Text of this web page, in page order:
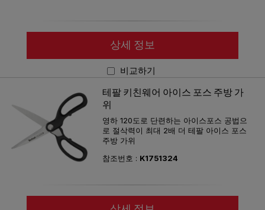
상세 정보
비교하기
테팔 키친웨어 아이스 포스 주방 가
위
영하 120도로 단련하는 아이스포스 공법으
로 절삭력이 최대 2배 더 테팔 아이스 포스
주방 가위
참조번호 : K1751324